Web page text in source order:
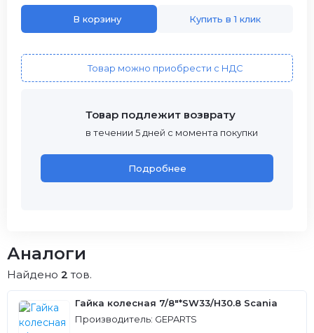
В корзину Купить в 1 клик
Товар можно приобрести с НДС
Товар подлежит возврату
в течении 5 дней с момента покупки
Подробнее
Аналоги
Найдено 2 тов.
Гайка колесная 7/8"*SW33/H30.8 Scania
Производитель: GEPARTS